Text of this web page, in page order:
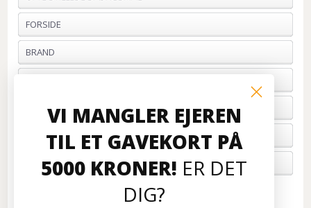
FORSIDE
BRAND
BETALING
FORTRYD ORDRE
OM OS
VI MANGLER EJEREN
TIL ET GAVEKORT PÅ
5000 KRONER! ER DET
DIG?